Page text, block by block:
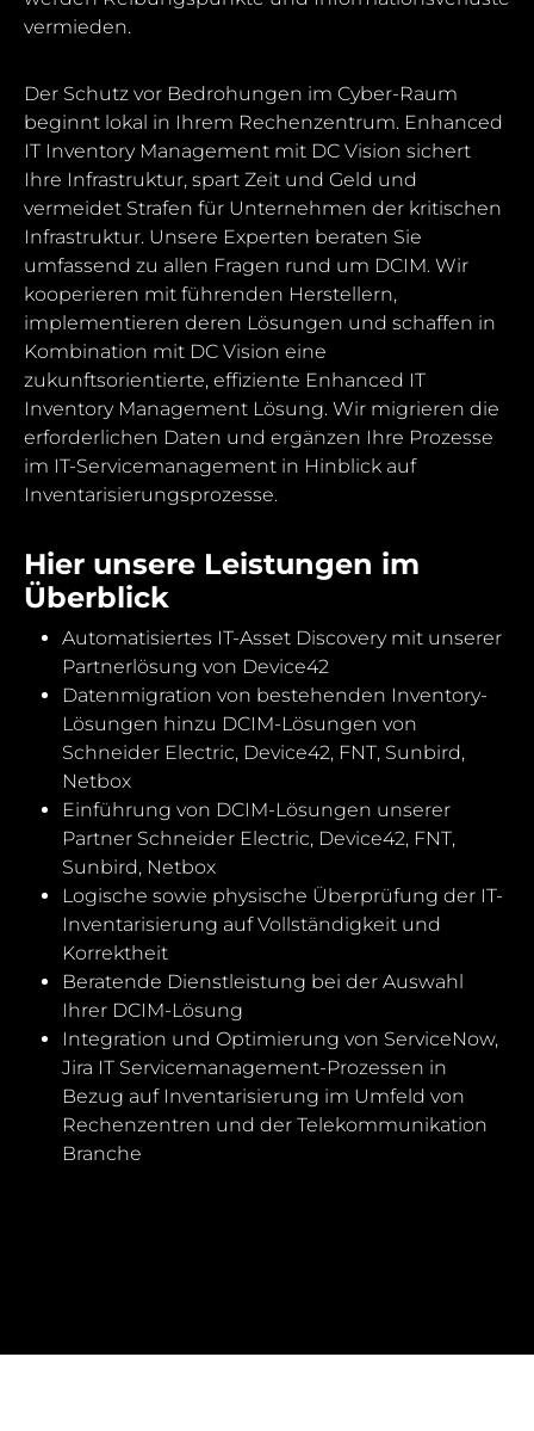
vermieden.
Der Schutz vor Bedrohungen im Cyber-Raum
beginnt lokal in Ihrem Rechenzentrum. Enhanced
IT Inventory Management mit DC Vision sichert
Ihre Infrastruktur, spart Zeit und Geld und
vermeidet Strafen für Unternehmen der kritischen
Infrastruktur. Unsere Experten beraten Sie
umfassend zu allen Fragen rund um DCIM. Wir
kooperieren mit führenden Herstellern,
implementieren deren Lösungen und schaffen in
Kombination mit DC Vision eine
zukunftsorientierte, effiziente Enhanced IT
Inventory Management Lösung. Wir migrieren die
erforderlichen Daten und ergänzen Ihre Prozesse
im IT-Servicemanagement in Hinblick auf
Inventarisierungsprozesse.
Hier unsere Leistungen im
Überblick
Automatisiertes IT-Asset Discovery mit unserer
Partnerlösung von Device42
Datenmigration von bestehenden Inventory-
Lösungen hinzu DCIM-Lösungen von
Schneider Electric, Device42, FNT, Sunbird,
Netbox
Einführung von DCIM-Lösungen unserer
Partner Schneider Electric, Device42, FNT,
Sunbird, Netbox
Logische sowie physische Überprüfung der IT-
Inventarisierung auf Vollständigkeit und
Korrektheit
Beratende Dienstleistung bei der Auswahl
Ihrer DCIM-Lösung
Integration und Optimierung von ServiceNow,
Jira IT Servicemanagement-Prozessen in
Bezug auf Inventarisierung im Umfeld von
Rechenzentren und der Telekommunikation
Branche